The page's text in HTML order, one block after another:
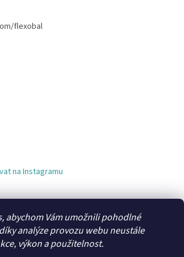
abychom Vám umožnili pohodlné
analýze provozu webu neustále
výkon a použitelnost.
flexobal
na Instagramu